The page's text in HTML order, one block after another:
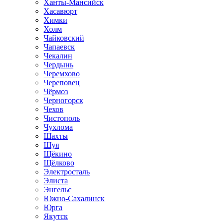
Ханты-Мансийск
Хасавюрт
Химки
Холм
Чайковский
Чапаевск
Чекалин
Чердынь
Черемхово
Череповец
Чёрмоз
Черногорск
Чехов
Чистополь
Чухлома
Шахты
Шуя
Щёкино
Щёлково
Электросталь
Элиста
Энгельс
Южно-Сахалинск
Юрга
Якутск